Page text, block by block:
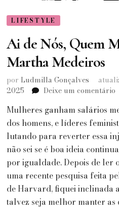
LIFESTYLE
Ai de Nós, Quem
Martha Medeiros
por Ludmilla Gonçalves
2025
Deixe um comentárioem
|
Mulheres ganham salários
dos homens, e líderes
lutando para reverter essa
não sei se é boa ideia
por igualdade. Depois de ler
uma recente pesquisa feita
de Harvard, fiquei inclinada
talvez seja melhor manter as